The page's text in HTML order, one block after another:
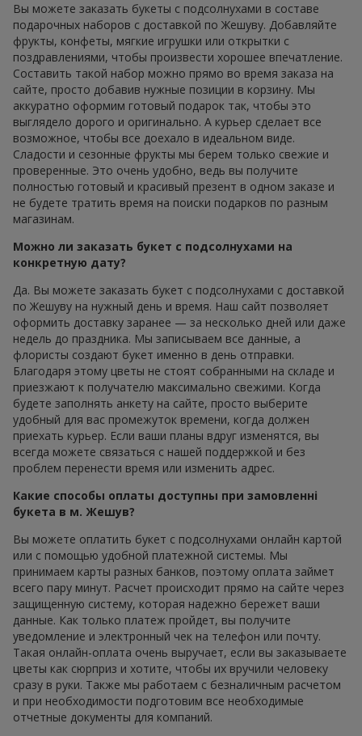
Вы можете заказать букеты с подсолнухами в составе
подарочных наборов с доставкой по Жешуву. Добавляйте
фрукты, конфеты, мягкие игрушки или открытки с
поздравлениями, чтобы произвести хорошее впечатление.
Составить такой набор можно прямо во время заказа на
сайте, просто добавив нужные позиции в корзину. Мы
аккуратно оформим готовый подарок так, чтобы это
выглядело дорого и оригинально. А курьер сделает все
возможное, чтобы все доехало в идеальном виде.
Сладости и сезонные фрукты мы берем только свежие и
проверенные. Это очень удобно, ведь вы получите
полностью готовый и красивый презент в одном заказе и
не будете тратить время на поиски подарков по разным
магазинам.
Можно ли заказать букет с подсолнухами на
конкретную дату?
Да. Вы можете заказать букет с подсолнухами с доставкой
по Жешуву на нужный день и время. Наш сайт позволяет
оформить доставку заранее — за несколько дней или даже
недель до праздника. Мы записываем все данные, а
флористы создают букет именно в день отправки.
Благодаря этому цветы не стоят собранными на складе и
приезжают к получателю максимально свежими. Когда
будете заполнять анкету на сайте, просто выберите
удобный для вас промежуток времени, когда должен
приехать курьер. Если ваши планы вдруг изменятся, вы
всегда можете связаться с нашей поддержкой и без
проблем перенести время или изменить адрес.
Какие способы оплаты доступны при замовленні
букета в м. Жешув?
Вы можете оплатить букет с подсолнухами онлайн картой
или с помощью удобной платежной системы. Мы
принимаем карты разных банков, поэтому оплата займет
всего пару минут. Расчет происходит прямо на сайте через
защищенную систему, которая надежно бережет ваши
данные. Как только платеж пройдет, вы получите
уведомление и электронный чек на телефон или почту.
Такая онлайн-оплата очень выручает, если вы заказываете
цветы как сюрприз и хотите, чтобы их вручили человеку
сразу в руки. Также мы работаем с безналичным расчетом
и при необходимости подготовим все необходимые
отчетные документы для компаний.